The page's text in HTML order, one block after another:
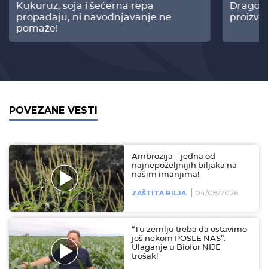
Kukuruz, soja i šećerna repa
propadaju, ni navodnjavanje ne
pomaže!
POVEZANE VESTI
Ambrozija – jedna od
najnepoželjnijih biljaka na
našim imanjima!
ZAŠTITA BILJA 04/08/2026
“Tu zemlju treba da ostavimo
još nekom POSLE NAS”.
Ulaganje u Biofor NIJE
trošak!